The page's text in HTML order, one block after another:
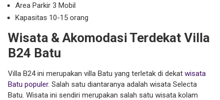
Area Parkir 3 Mobil
Kapasitas 10-15 orang
Wisata & Akomodasi Terdekat Villa
B24 Batu
Villa B24 ini merupakan villa Batu yang terletak di dekat wisata
Batu populer. Salah satu diantaranya adalah wisata Selecta
Batu. Wisata ini sendiri merupakan salah satu wisata kolam